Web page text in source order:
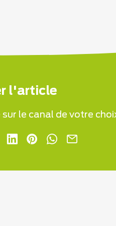
l'article
le canal de votre